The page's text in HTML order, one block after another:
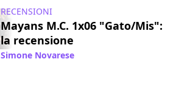
RECENSIONI
Mayans M.C. 1x06 "Gato/Mis":
la recensione
Simone Novarese